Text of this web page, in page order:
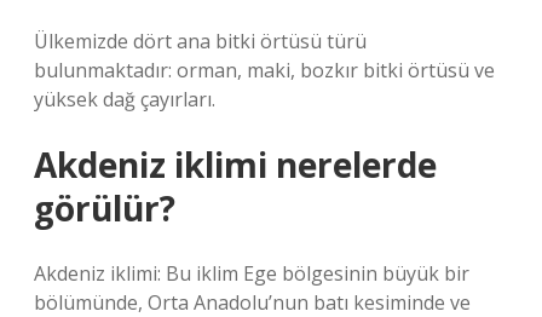
Ülkemizde dört ana bitki örtüsü türü
bulunmaktadır: orman, maki, bozkır bitki örtüsü ve
yüksek dağ çayırları.
Akdeniz iklimi nerelerde
görülür?
Akdeniz iklimi: Bu iklim Ege bölgesinin büyük bir
bölümünde, Orta Anadolu’nun batı kesiminde ve